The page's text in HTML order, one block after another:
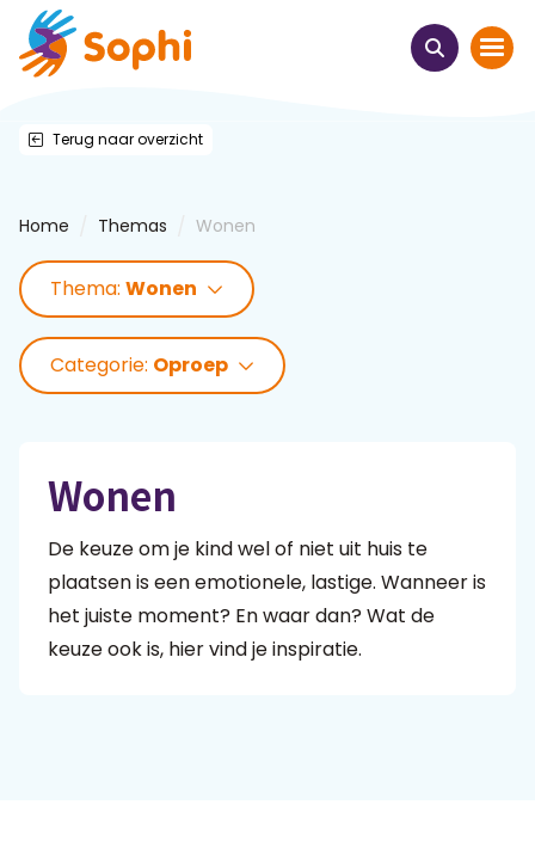
Thema's
Uit het hart
Leren & ontmoeten
Praat mee
Terug naar overzicht
Home Themas Wonen
Thema: Wonen
Categorie: Oproep
Wonen
De keuze om je kind wel of niet uit huis te
plaatsen is een emotionele, lastige. Wanneer is
het juiste moment? En waar dan? Wat de
keuze ook is, hier vind je inspiratie.